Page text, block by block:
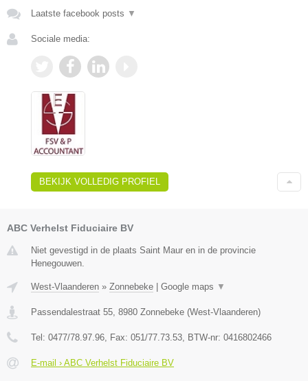
Laatste facebook posts ▼
Sociale media:
BEKIJK VOLLEDIG PROFIEL
ABC Verhelst Fiduciaire BV
Niet gevestigd in de plaats Saint Maur en in de provincie
Henegouwen.
West-Vlaanderen » Zonnebeke Google maps ▼
Passendalestraat 55, 8980 Zonnebeke (West-Vlaanderen)
Tel: 0477/78.97.96, Fax: 051/77.73.53, BTW-nr: 0416802466
E-mail › ABC Verhelst Fiduciaire BV